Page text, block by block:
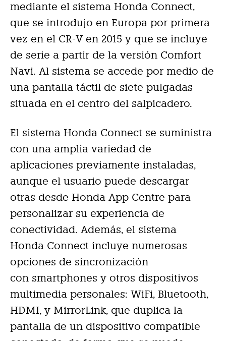
mediante el sistema Honda Connect,
que se introdujo en Europa por primera
vez en el CR-V en 2015 y que se incluye
de serie a partir de la versión Comfort
Navi. Al sistema se accede por medio de
una pantalla táctil de siete pulgadas
situada en el centro del salpicadero.
El sistema Honda Connect se suministra
con una amplia variedad de
aplicaciones previamente instaladas,
aunque el usuario puede descargar
otras desde Honda App Centre para
personalizar su experiencia de
conectividad. Además, el sistema
Honda Connect incluye numerosas
opciones de sincronización
con smartphones y otros dispositivos
multimedia personales: WiFi, Bluetooth,
HDMI, y MirrorLink, que duplica la
pantalla de un dispositivo compatible